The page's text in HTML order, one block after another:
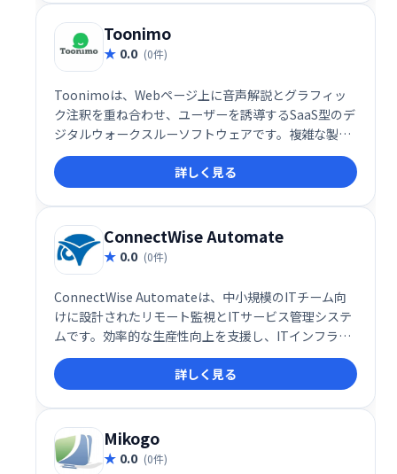
Toonimo
0.0 (0件)
Toonimoは、Webページ上に音声解説とグラフィッ
ク注釈を重ね合わせ、ユーザーを誘導するSaaS型のデ
ジタルウォークスルーソフトウェアです。複雑な製品
説明やデータ表示を分かりやすく伝え、人間味あふれ
るWeb体験を提供します。 Webサイトのユーザーエン
ゲージメント向上に最適です。
詳しく見る
ConnectWise Automate
0.0 (0件)
ConnectWise Automateは、中小規模のITチーム向
けに設計されたリモート監視とITサービス管理システ
ムです。効率的な生産性向上を支援し、ITインフラの
可視性を高めます。
詳しく見る
Mikogo
0.0 (0件)